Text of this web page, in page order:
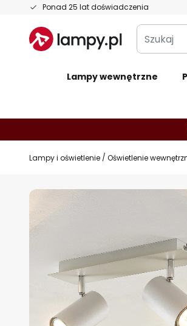
Ponad 25 lat doświadczenia
Przejdź
treści
Szukaj
Lampy wewnętrzne
Lampy i oświetlenie Oświetlenie
Przejdź
na
koniec
galerii